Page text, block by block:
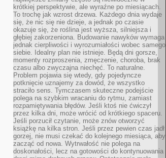
krótkiej perspektywie, ale wyraźne po miesiącach.
To trochę jak wzrost drzewa. Każdego dnia wydaje
się, że nic się nie dzieje, a jednak po czasie
okazuje się, że roślina jest wyższa, silniejsza i
głębiej zakorzeniona. Budowanie nawyków wymaga
jednak cierpliwości i wyrozumiałości wobec samego
siebie. Idealny plan nie istnieje. Będą dni gorsze,
momenty rozproszenia, zmęczenie, choroba, brak
czasu albo zwyczajna niechęć. To naturalne.
Problem pojawia się wtedy, gdy pojedyncze
potknięcie uznajemy za dowód, że wszystko
straciło sens. Tymczasem skuteczne podejście
polega na szybkim wracaniu do rytmu, zamiast
rozpamiętywania błędów. Jeśli ktoś nie ćwiczył
przez kilka dni, może wrócić od krótkiego spaceru.
Jeśli porzucił czytanie, może znów otworzyć
książkę na kilka stron. Jeśli przez pewien czas jadł
gorzej, nie musi czekać do kolejnego miesiąca, aby
zacząć od nowa. Wytrwałość nie polega na
doskonałości, lecz na gotowości do kontynuowania